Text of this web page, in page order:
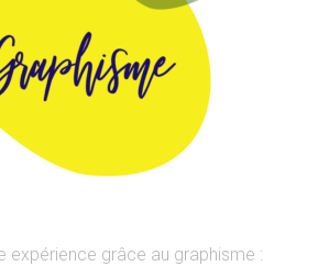
expérience grâce au graphisme :